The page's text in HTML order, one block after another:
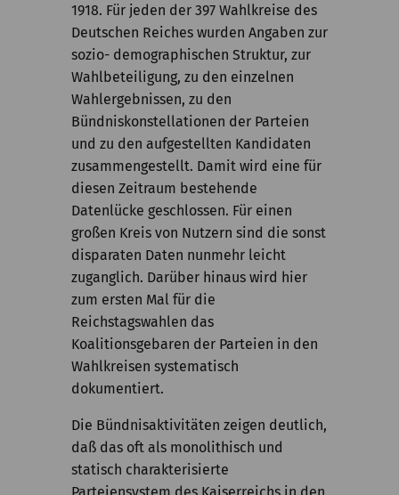
1918. Für jeden der 397 Wahlkreise des
Deutschen Reiches wurden Angaben zur
sozio- demographischen Struktur, zur
Wahlbeteiligung, zu den einzelnen
Wahlergebnissen, zu den
Bündniskonstellationen der Parteien
und zu den aufgestellten Kandidaten
zusammengestellt. Damit wird eine für
diesen Zeitraum bestehende
Datenlücke geschlossen. Für einen
großen Kreis von Nutzern sind die sonst
disparaten Daten nunmehr leicht
zuganglich. Darüber hinaus wird hier
zum ersten Mal für die
Reichstagswahlen das
Koalitionsgebaren der Parteien in den
Wahlkreisen systematisch
dokumentiert.
Die Bündnisaktivitäten zeigen deutlich,
daß das oft als monolithisch und
statisch charakterisierte